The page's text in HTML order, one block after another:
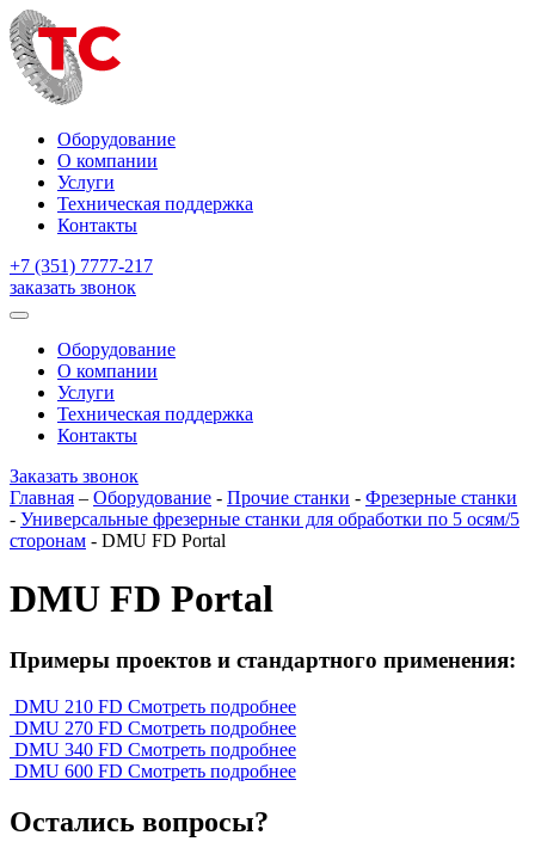
Оборудование
О компании
Услуги
Техническая поддержка
Контакты
+7 (351) 7777-217
заказать звонок
Оборудование
О компании
Услуги
Техническая поддержка
Контакты
Заказать звонок
Главная – Оборудование - Прочие станки - Фрезерные станки
- Универсальные фрезерные станки для обработки по 5 осям/5
сторонам - DMU FD Portal
DMU FD Portal
Примеры проектов и стандартного применения:
DMU 210 FD Смотреть подробнее
DMU 270 FD Смотреть подробнее
DMU 340 FD Смотреть подробнее
DMU 600 FD Смотреть подробнее
Остались вопросы?